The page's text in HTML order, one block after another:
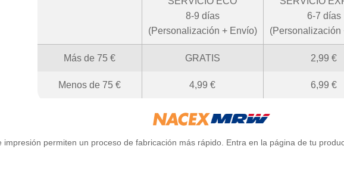
8-9 días
(Personalización + Envío)
6-7 días
(Personalización
Más de 75 € GRATIS 2,99 €
Menos de 75 € 4,99 € 6,99 €
permiten un proceso de fabricación más rápido. Entra en la página de tu